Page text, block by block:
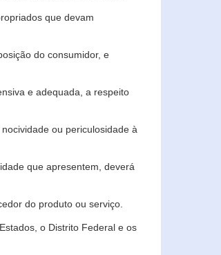
que devam
do consumidor, e
e adequada, a respeito
ou periculosidade à
que apresentem, deverá
do produto ou serviço.
o Distrito Federal e os